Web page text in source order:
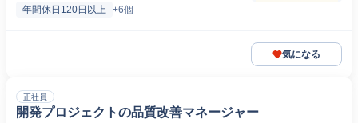
年間休日120日以上 +6個
気になる
正社員
開発プロジェクトの品質改善マネージャー